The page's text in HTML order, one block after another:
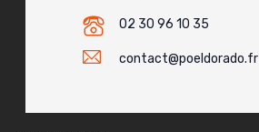
02 30 96 10 35
contact@poeldorado.fr